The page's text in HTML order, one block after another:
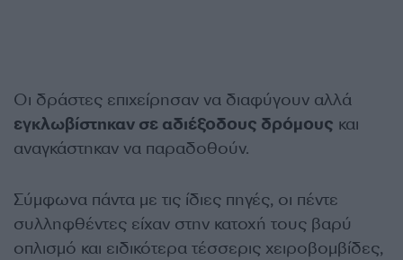
Οι δράστες επιχείρησαν να διαφύγουν αλλά
εγκλωβίστηκαν σε αδιέξοδους δρόμους και
αναγκάστηκαν να παραδοθούν.
Σύμφωνα πάντα με τις ίδιες πηγές, οι πέντε
συλληφθέντες είχαν στην κατοχή τους βαρύ
οπλισμό και ειδικότερα τέσσερις χειροβομβίδες,